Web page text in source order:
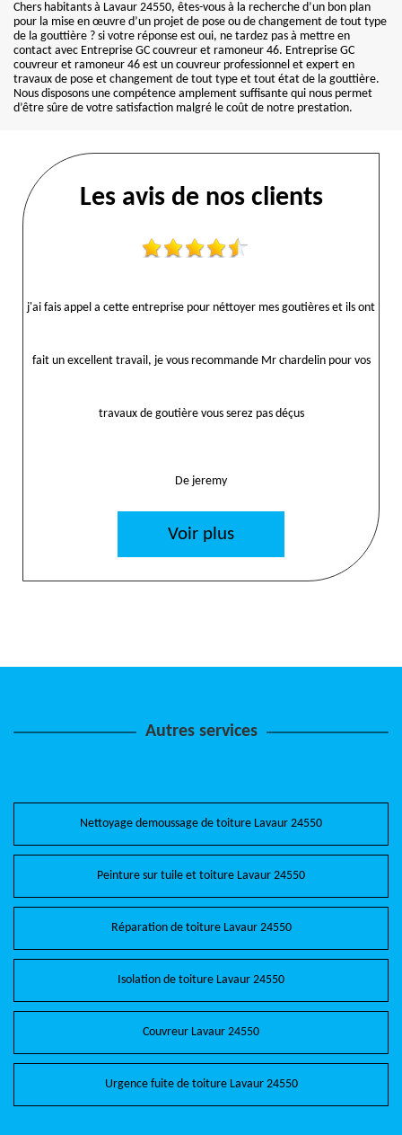
Chers habitants à Lavaur 24550, êtes-vous à la recherche d’un bon plan
pour la mise en œuvre d’un projet de pose ou de changement de tout type
de la gouttière ? si votre réponse est oui, ne tardez pas à mettre en
contact avec Entreprise GC couvreur et ramoneur 46. Entreprise GC
couvreur et ramoneur 46 est un couvreur professionnel et expert en
travaux de pose et changement de tout type et tout état de la gouttière.
Nous disposons une compétence amplement suffisante qui nous permet
d’être sûre de votre satisfaction malgré le coût de notre prestation.
Les avis de nos clients
j'ai fais appel a cette entreprise pour néttoyer mes goutières et ils ont
fait un excellent travail, je vous recommande Mr chardelin pour vos
travaux de goutière vous serez pas déçus
De jeremy
Voir plus
Autres services
Nettoyage demoussage de toiture Lavaur 24550
Peinture sur tuile et toiture Lavaur 24550
Réparation de toiture Lavaur 24550
Isolation de toiture Lavaur 24550
Couvreur Lavaur 24550
Urgence fuite de toiture Lavaur 24550